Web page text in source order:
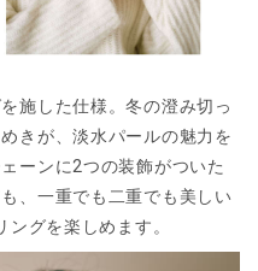
施した仕様。冬の澄み切っ
きが、淡水パールの魅力を
ーンに2つの装飾がついた
、一重でも二重でも美しい
グを楽しめます。